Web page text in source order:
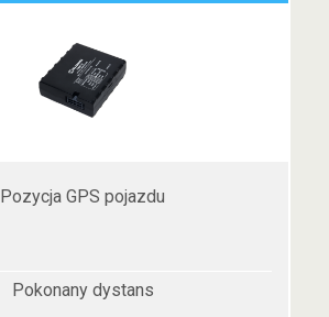
Pozycja GPS pojazdu
Pokonany dystans